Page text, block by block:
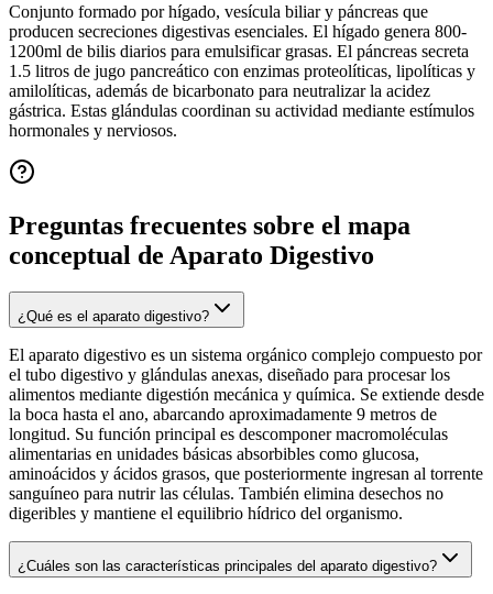
Conjunto formado por hígado, vesícula biliar y páncreas que
producen secreciones digestivas esenciales. El hígado genera 800-
1200ml de bilis diarios para emulsificar grasas. El páncreas secreta
1.5 litros de jugo pancreático con enzimas proteolíticas, lipolíticas y
amilolíticas, además de bicarbonato para neutralizar la acidez
gástrica. Estas glándulas coordinan su actividad mediante estímulos
hormonales y nerviosos.
Preguntas frecuentes sobre el mapa
conceptual de Aparato Digestivo
¿Qué es el aparato digestivo?
El aparato digestivo es un sistema orgánico complejo compuesto por
el tubo digestivo y glándulas anexas, diseñado para procesar los
alimentos mediante digestión mecánica y química. Se extiende desde
la boca hasta el ano, abarcando aproximadamente 9 metros de
longitud. Su función principal es descomponer macromoléculas
alimentarias en unidades básicas absorbibles como glucosa,
aminoácidos y ácidos grasos, que posteriormente ingresan al torrente
sanguíneo para nutrir las células. También elimina desechos no
digeribles y mantiene el equilibrio hídrico del organismo.
¿Cuáles son las características principales del aparato digestivo?